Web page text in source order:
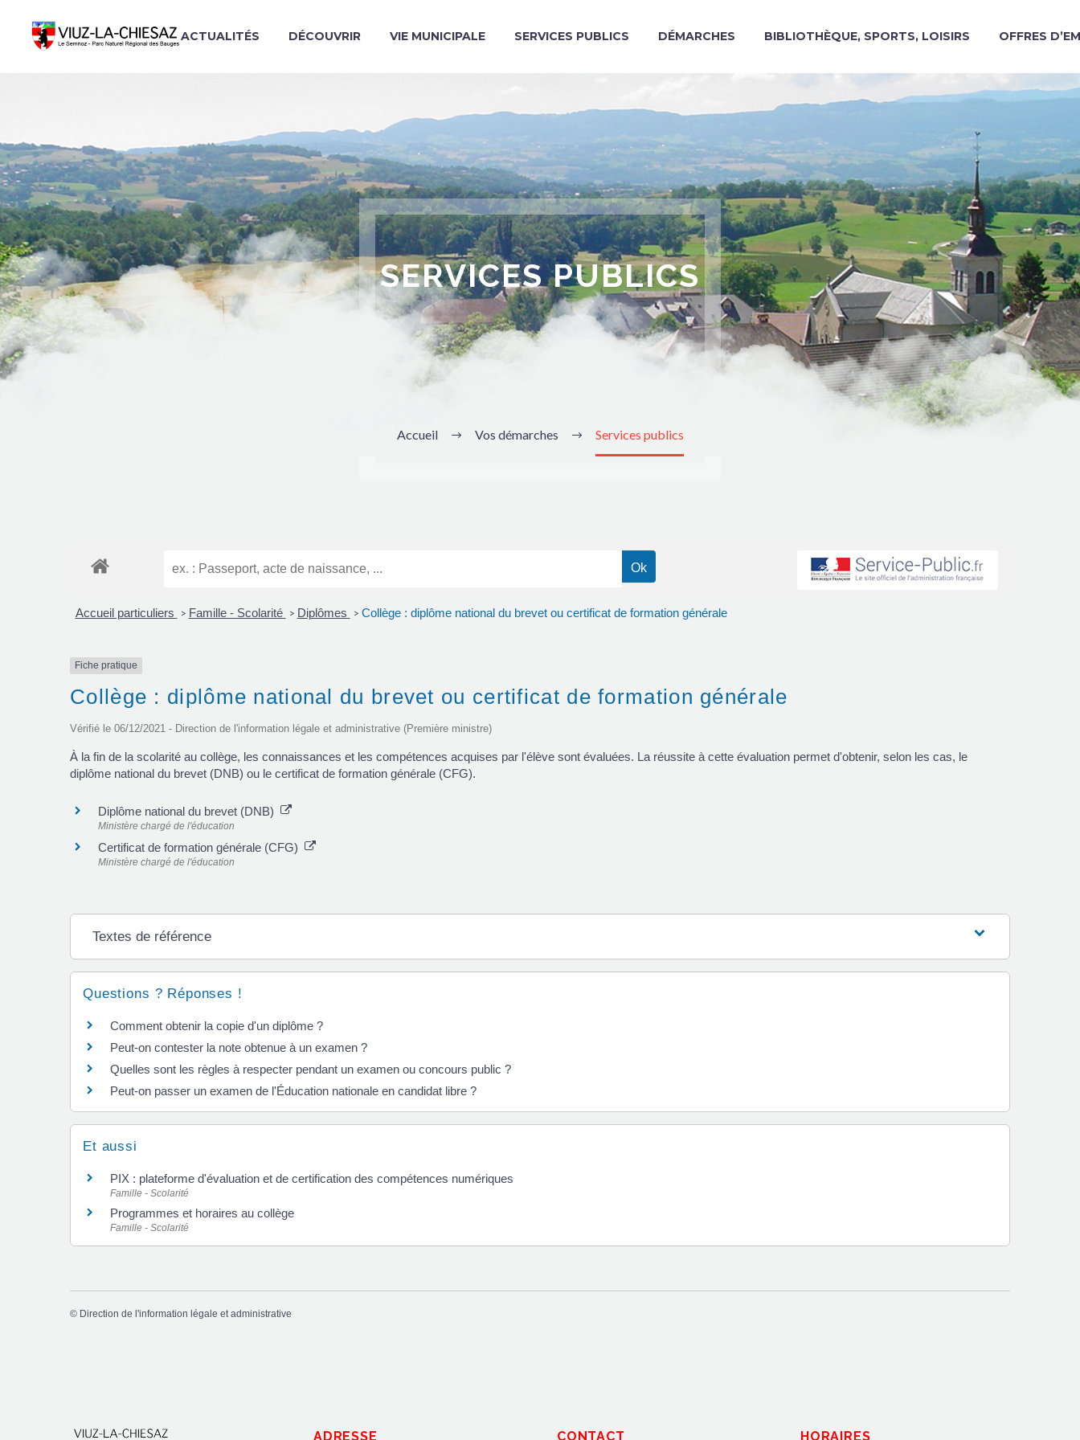
ACTUALITÉS DÉCOUVRIR VIE MUNICIPALE SERVICES PUBLICS DÉMARCHES BIBLIOTHÈQUE, SPORTS, LOISIRS OFFRES
SERVICES PUBLICS
Accueil Vos démarches Services publics
Accueil particuliers > Famille - Scolarité > Diplômes > Collège : diplôme national du brevet ou certificat de formation générale
Fiche pratique
Collège : diplôme national du brevet ou certificat de formation générale
Vérifié le 06/12/2021 - Direction de l'information légale et administrative (Première ministre)
À la fin de la scolarité au collège, les connaissances et les compétences acquises par l'élève sont évaluées. La réussite à cette évaluation permet d'obtenir, selon les cas, le
diplôme national du brevet (DNB) ou le certificat de formation générale (CFG).
Diplôme national du brevet (DNB)
Ministère chargé de l'éducation
Certificat de formation générale (CFG)
Ministère chargé de l'éducation
Textes de référence
Questions ? Réponses !
Comment obtenir la copie d'un diplôme ?
Peut-on contester la note obtenue à un examen ?
Quelles sont les règles à respecter pendant un examen ou concours public ?
Peut-on passer un examen de l'Éducation nationale en candidat libre ?
Et aussi
PIX : plateforme d'évaluation et de certification des compétences numériques
Famille - Scolarité
Programmes et horaires au collège
Famille - Scolarité
© Direction de l'information légale et administrative
ADRESSE CONTACT HORAIRES